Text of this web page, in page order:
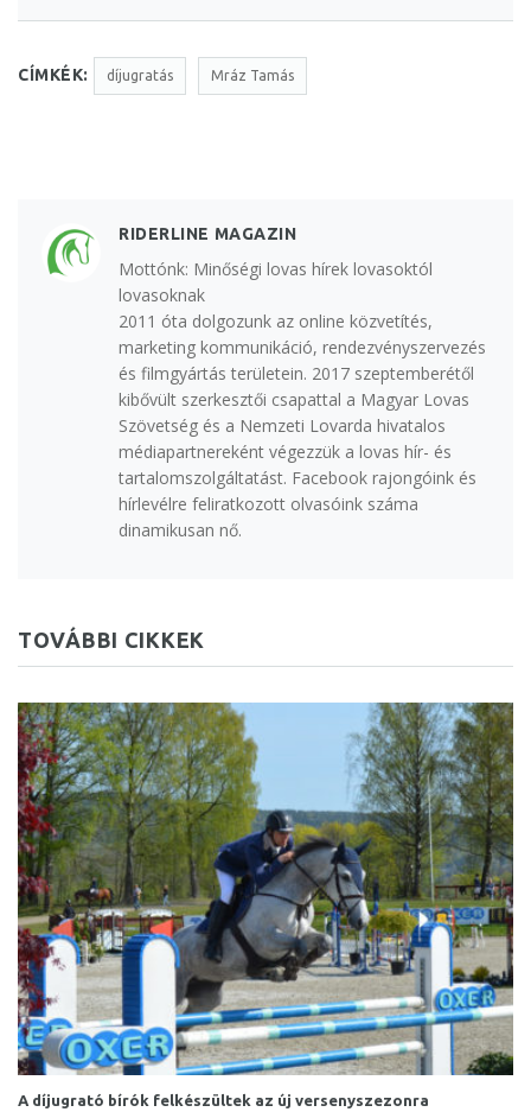
CÍMKÉK: díjugratás Mráz Tamás
RIDERLINE MAGAZIN
Mottónk: Minőségi lovas hírek lovasoktól
lovasoknak
2011 óta dolgozunk az online közvetítés,
marketing kommunikáció, rendezvényszervezés
és filmgyártás területein. 2017 szeptemberétől
kibővült szerkesztői csapattal a Magyar Lovas
Szövetség és a Nemzeti Lovarda hivatalos
médiapartnereként végezzük a lovas hír- és
tartalomszolgáltatást. Facebook rajongóink és
hírlevélre feliratkozott olvasóink száma
dinamikusan nő.
TOVÁBBI CIKKEK
A díjugrató bírók felkészültek az új versenyszezonra